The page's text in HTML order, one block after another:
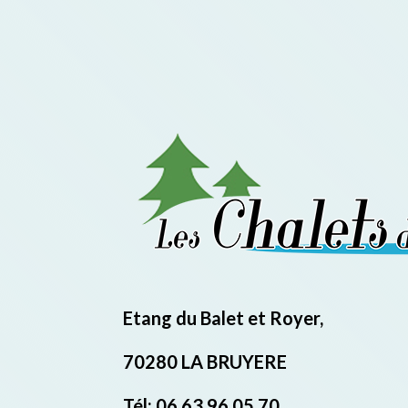
Etang du Balet et Royer,
70280 LA BRUYERE